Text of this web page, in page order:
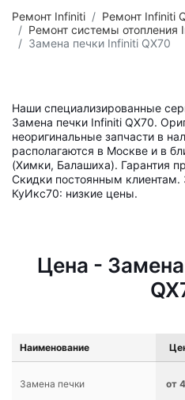
Ремонт Infiniti
Ремонт Infiniti
Ремонт системы отопления
Замена печки Infiniti QX70
Наши специализированные
Замена печки Infiniti QX70.
неоригинальные запчасти в
располагаются в Москве и в
(Химки, Балашиха). Гарантия
Скидки постоянным
КуИкс70: низкие цены.
Цена -
Наименование
Замена печки от